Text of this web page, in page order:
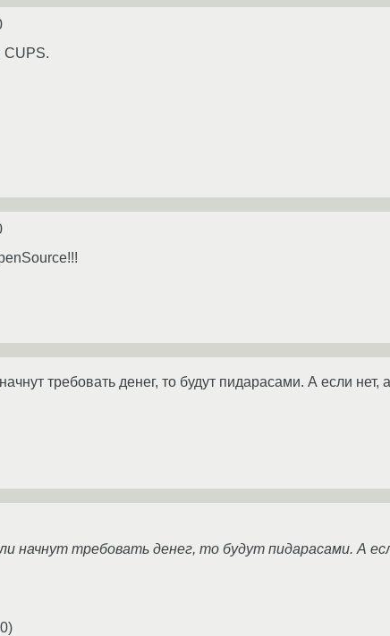
СUPS.
требовать денег, то будут пидарасами. А если нет,
начнут требовать денег, то будут пидарасами. А
)